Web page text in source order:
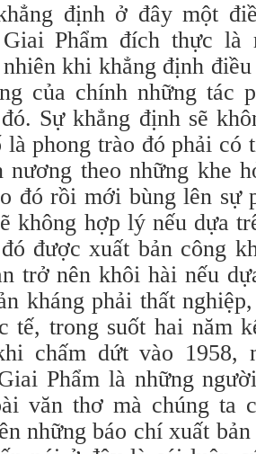
định ở đây một
Phẩm đích thực là
khi khẳng định
của chính những tác
Sự khẳng định sẽ
là phong trào đó phải có
nương theo những khe
đó rồi mới bùng lên sự
không hợp lý nếu dựa
được xuất bản công
trở nên khôi hài nếu
kháng phải thất
tế, trong suốt hai năm
chấm dứt vào 1958,
Phẩm là những
văn thơ mà chúng ta
những báo chí xuất